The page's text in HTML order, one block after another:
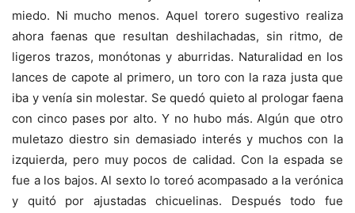
miedo. Ni mucho menos. Aquel torero sugestivo realiza
ahora faenas que resultan deshilachadas, sin ritmo, de
ligeros trazos, monótonas y aburridas. Naturalidad en los
lances de capote al primero, un toro con la raza justa que
iba y venía sin molestar. Se quedó quieto al prologar faena
con cinco pases por alto. Y no hubo más. Algún que otro
muletazo diestro sin demasiado interés y muchos con la
izquierda, pero muy pocos de calidad. Con la espada se
fue a los bajos. Al sexto lo toreó acompasado a la verónica
y quitó por ajustadas chicuelinas. Después todo fue